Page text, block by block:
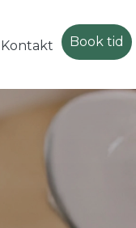
Kontakt Book tid